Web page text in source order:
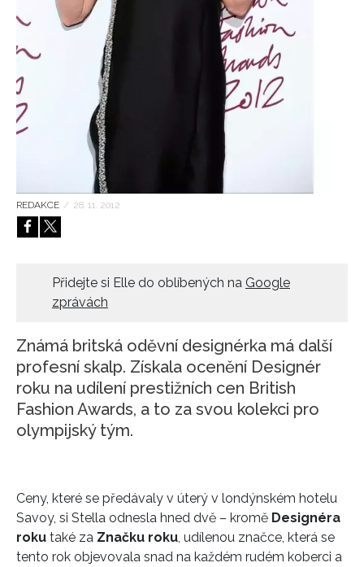
HOME
REDAKCE / 28. 11. 2012
Přidejte si Elle do oblíbených na Google
zprávách
Známá britská oděvní designérka má další
profesní skalp. Získala ocenění Designér
roku na udílení prestižních cen British
Fashion Awards, a to za svou kolekci pro
olympijský tým.
Ceny, které se předávaly v úterý v londýnském hotelu
Savoy, si Stella odnesla hned dvě – kromě Designéra
roku také za Značku roku , udílenou značce, která se
tento rok objevovala snad na každém rudém koberci a